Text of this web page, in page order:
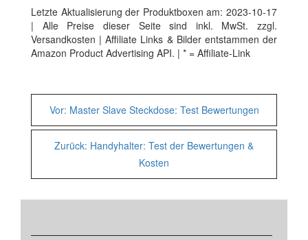
Letzte Aktualisierung der Produktboxen am: 2023-10-17
| Alle Preise dieser Seite sind inkl. MwSt. zzgl.
Versandkosten | Affiliate Links & Bilder entstammen der
Amazon Product Advertising API. | * = Affiliate-Link
Weitere
Vergleiche
Statistiken
lesen:
Vor: Master Slave Steckdose: Test Bewertungen
Zurück: Handyhalter: Test der Bewertungen &
Kosten